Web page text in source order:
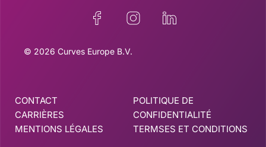
© 2026 Curves Europe B.V.
CONTACT
CARRIÈRES
MENTIONS LÉGALES
POLITIQUE DE
CONFIDENTIALITÉ
TERMSES ET CONDITIONS